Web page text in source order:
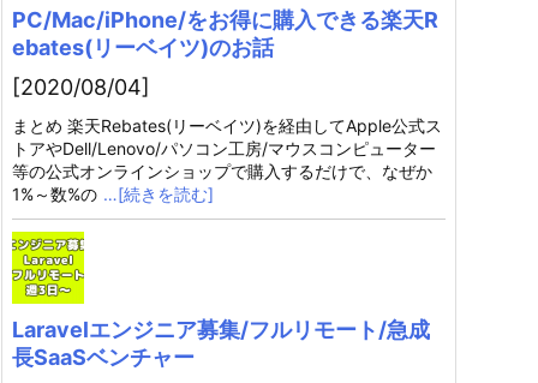
PC/Mac/iPhone/をお得に購入できる楽天R
ebates(リーベイツ)のお話
[2020/08/04]
まとめ 楽天Rebates(リーベイツ)を経由してApple公式ス
トアやDell/Lenovo/パソコン工房/マウスコンピューター
等の公式オンラインショップで購入するだけで、なぜか
1%～数%の …[続きを読む]
Laravelエンジニア募集/フルリモート/急成
長SaaSベンチャー